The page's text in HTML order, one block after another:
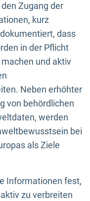
Zugang der
kurz
dass
in der Pflicht
und aktiv
Neben erhöhter
von behördlichen
werden
bei
als Ziele
Informationen fest,
zu verbreiten